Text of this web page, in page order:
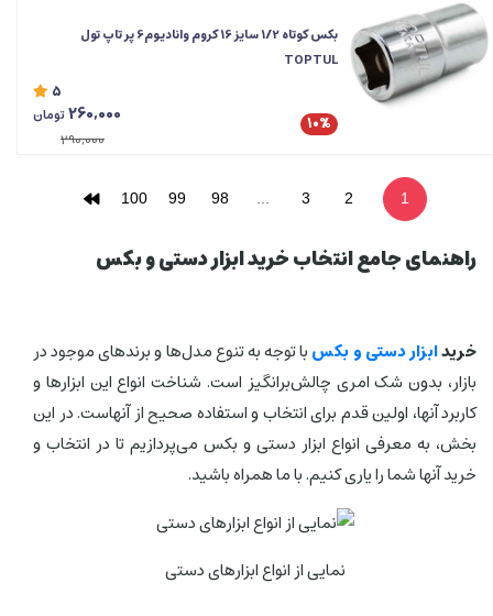
بکس کوتاه 1/2 سایز 16 کروم وانادیوم6 پر تاپ تول
TOPTUL
5
10%
260,000تومان
290,000
1
2
3
...
98
99
100
راهنمای جامع انتخاب خرید ابزار دستی و بکس
خریدابزار دستی و بکس با توجه به تنوع مدل‌ها و برندهای موجود در
بازار، بدون شک امری چالش‌برانگیز است. شناخت انواع این ابزارها و
کاربرد آنها، اولین قدم برای انتخاب و استفاده صحیح از آنهاست. در این
بخش، به معرفی انواع ابزار دستی و بکس می‌پردازیم تا در انتخاب و
خرید آنها شما را یاری کنیم. با ما همراه باشید.
نمایی از انواع ابزارهای دستی